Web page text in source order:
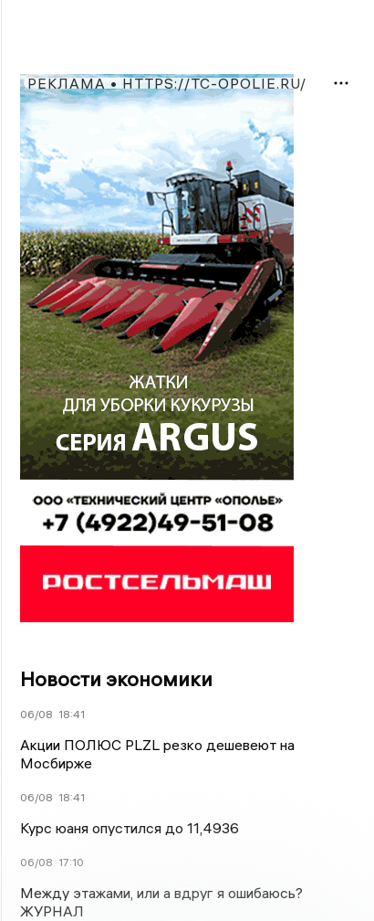
РЕКЛАМА • HTTPS://TC-OPOLIE.RU/
Новости экономики
06/08 18:41
Акции ПОЛЮС PLZL резко дешевеют на
Мосбирже
06/08 18:41
Курс юаня опустился до 11,4936
06/08 17:10
Между этажами, или а вдруг я ошибаюсь?
ЖУРНАЛ